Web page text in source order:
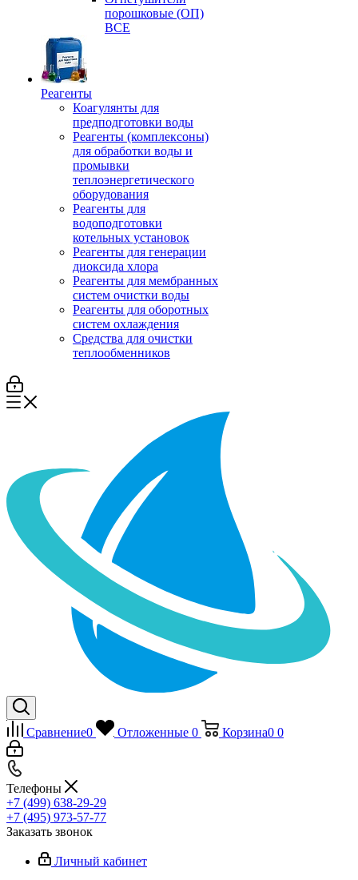
порошковые (ОП)
ВСЕ
Реагенты
Коагулянты для
предподготовки воды
Реагенты (комплексоны)
для обработки воды и
промывки
теплоэнергетического
оборудования
Реагенты для
водоподготовки
котельных установок
Реагенты для генерации
диоксида хлора
Реагенты для мембранных
систем очистки воды
Реагенты для оборотных
систем охлаждения
Средства для очистки
теплообменников
Сравнение0 Отложенные 0 Корзина0 0
Телефоны
+7 (499) 638-29-29
+7 (495) 973-57-77
Заказать звонок
Личный кабинет